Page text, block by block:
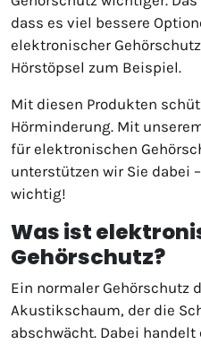
dass es viel bessere
elektronischer
Hörstöpsel zum Beispiel.
Mit diesen Produkten
Hörminderung. Mit
für elektronischen
unterstützen wir Sie dabei
wichtig!
Was ist
Gehörschutz?
Ein normaler Gehörschutz
Akustikschaum, der die
abschwächt. Dabei